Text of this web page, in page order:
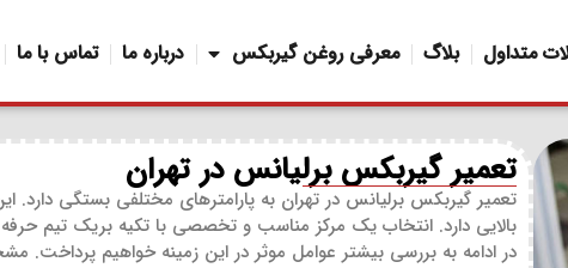
متداول بلاگ معرفی روغن گیربکس درباره ما تماس با ما
تعمیر گیربکس برلیانس در تهران
تعمیر گیربکس برلیانس در تهران به پارامترهای مختلفی بستگی
بالایی دارد. انتخاب یک مرکز مناسب و تخصصی با تکیه بریک تیم
در ادامه به بررسی بیشتر عوامل موثر در این زمینه خواهیم